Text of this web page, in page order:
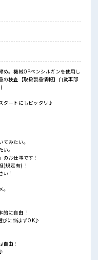
め。機械OPペンシルガンを使用し
の検査【取扱製品情報】自動車部
タートにもピッタリ♪
てみたい。
。
お仕事です！
(規定有)！
い！
的に自由！
びに悩まずOK♪
自由！